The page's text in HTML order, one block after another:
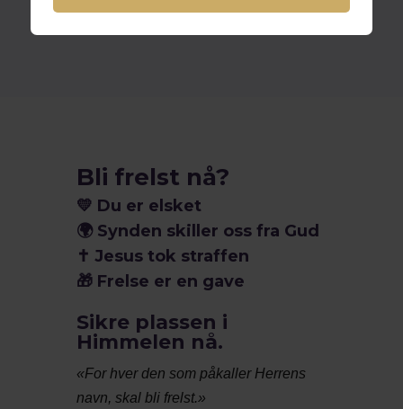
Bli frelst nå?
💛 Du er elsket
🌍 Synden skiller oss fra Gud
✝️ Jesus tok straffen
🎁 Frelse er en gave
Sikre plassen i
Himmelen nå.
«For hver den som påkaller Herrens
navn, skal bli frelst.»